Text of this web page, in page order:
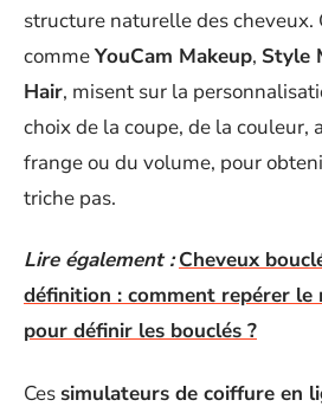
structure naturelle des cheveux.
commeYouCam Makeup, Style
Hair, misent sur la
choix de la coupe, de la couleur,
frange ou du volume, pour
triche pas.
Lire également : Cheveux
définition : comment repérer
pour définir les bouclés ?
Ces simulateurs de coiffure en